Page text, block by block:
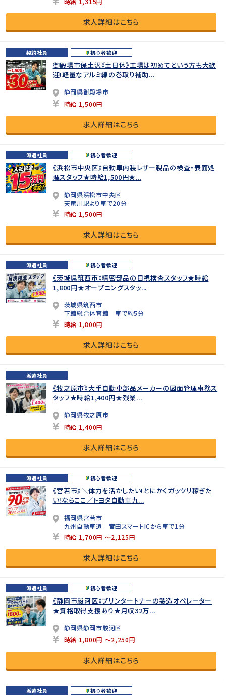
求人詳細はこちら
契約社員 初心者歓迎
御殿場市保土沢《土日休》工場は初めてという方も大歓
迎!軽量なアルミ線の巻取り補助...
静岡県御殿場市
時給 1,500円
求人詳細はこちら
派遣社員 初心者歓迎
《浜松市中央区》自動車内装レザー製品の検査・表面処
理スタッフ★時給1,500円★...
静岡県浜松市中央区
天竜川駅より車で20分
時給 1,500円
求人詳細はこちら
派遣社員 初心者歓迎
《茨城県筑西市》精密部品の目視検査スタッフ★時給
1,800円★オープニングスタッ...
茨城県筑西市
下館総合体育館 車で約5分
時給 1,800円
求人詳細はこちら
派遣社員
《牧之原市》大手自動車部品メーカーの図面管理事務ス
タッフ★時給1,400円★残業...
静岡県牧之原市
時給 1,400円
求人詳細はこちら
派遣社員 初心者歓迎
《宮若市》＼体力を活かしたい!とにかくガッツリ稼ぎた
い!ならここ／トヨタ自動車九...
福岡県宮若市
九州自動車道 宮田スマートICから車で1分
時給 1,700円 ～2,125円
求人詳細はこちら
派遣社員 初心者歓迎
《静岡市駿河区》プリンタートナーの製造オペレーター
★資格取得支援あり★月収32万...
静岡県静岡市駿河区
時給 1,800円 ～2,250円
求人詳細はこちら
派遣社員 初心者歓迎